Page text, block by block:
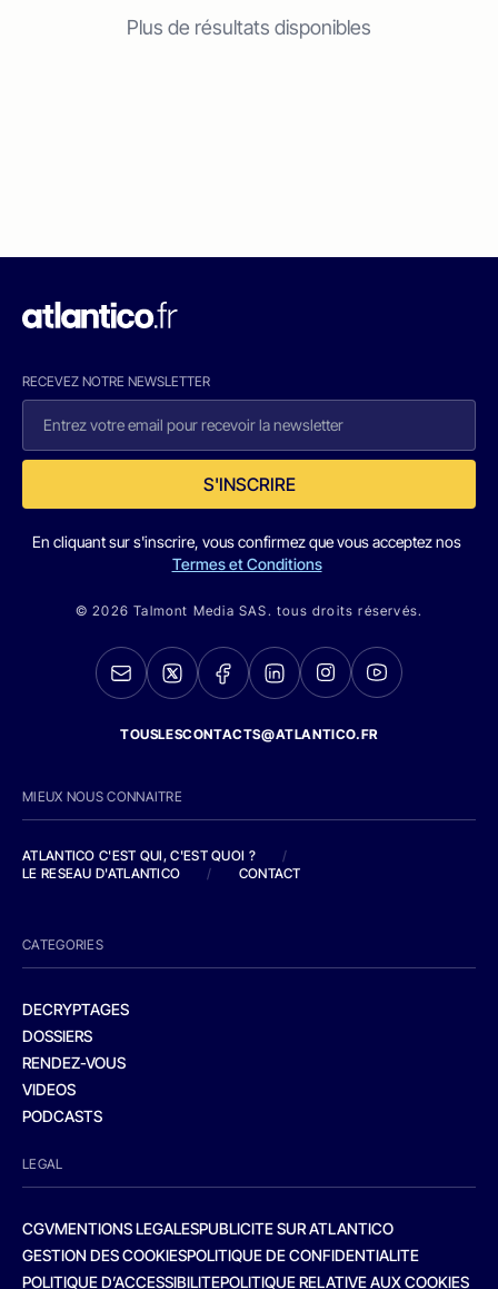
Plus de résultats disponibles
RECEVEZ NOTRE NEWSLETTER
S'INSCRIRE
En cliquant sur s'inscrire, vous confirmez que vous acceptez nos
Termes et Conditions
© 2026 Talmont Media SAS. tous droits réservés.
TOUSLESCONTACTS@ATLANTICO.FR
MIEUX NOUS CONNAITRE
ATLANTICO C'EST QUI, C'EST QUOI ?
/
LE RESEAU D'ATLANTICO
/ CONTACT
CATEGORIES
DECRYPTAGES
DOSSIERS
RENDEZ-VOUS
VIDEOS
PODCASTS
LEGAL
CGVMENTIONS LEGALESPUBLICITE SUR ATLANTICO
GESTION DES COOKIESPOLITIQUE DE CONFIDENTIALITE
POLITIQUE D’ACCESSIBILITEPOLITIQUE RELATIVE AUX COOKIES